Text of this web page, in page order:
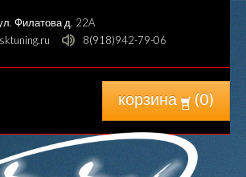
Филатова д. 22A
8(918)942-79-06
корзина (0)